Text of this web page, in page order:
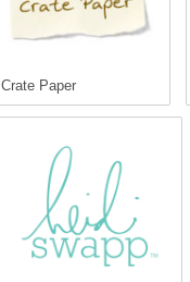
Crate Paper